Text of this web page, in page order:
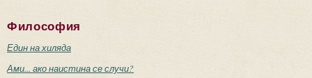
Философия
Един на хиляда
Ами... ако наистина се случи?